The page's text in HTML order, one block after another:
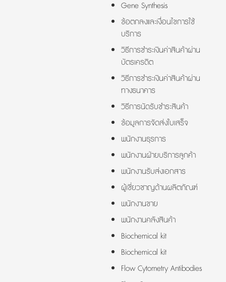
Gene Synthesis
ข้อตกลงและเงื่อนไขการใช้
บริการ
วิธีการชำระเงินค่าสินค้าผ่าน
บัตรเครดิต
วิธีการชำระเงินค่าสินค้าผ่าน
ทางธนาคาร
วิธีการนัดรับชำระสินค้า
ข้อมูลการจัดส่งใบเสร็จ
พนักงานธุรการ
พนักงานฝ่ายบริการลูกค้า
พนักงานรับส่งเอกสาร
ผู้เชี่ยวชาญด้านผลิตภัณฑ์
พนักงานขาย
พนักงานคลังสินค้า
Biochemical kit
Biochemical kit
Flow Cytometry Antibodies